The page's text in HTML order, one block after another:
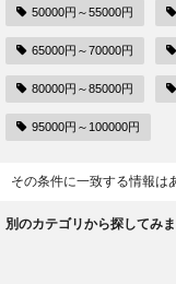
50000円～55000円
65000円～70000円
80000円～85000円
95000円～100000円
その条件に一致する情報は
別のカテゴリから探してみ